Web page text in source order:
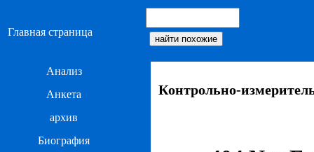
Главная страница
Анализ
Анкета
архив
Биография
Контрольно-